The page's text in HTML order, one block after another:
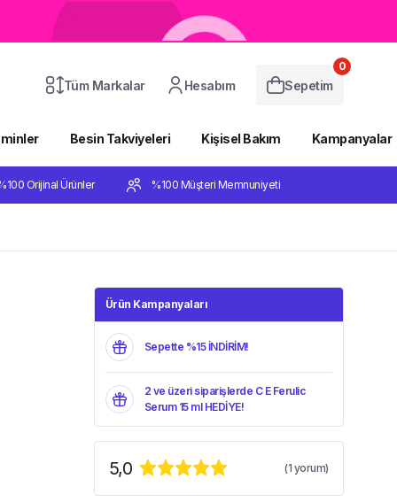
Tüm Markalar Hesabım Sepetim
0
Besin Takviyeleri Kişisel Bakım Kampanyalar
Orijinal Ürünler %100 Müşteri Memnuniyeti
Ürün Kampanyaları
Sepette %15 İNDİRİM!
2 ve üzeri siparişlerde C E Ferulic
Serum 15 ml HEDİYE!
5,0 (1 yorum)